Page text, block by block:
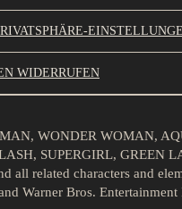
WIDERRUFEN
WONDER WOMAN,
SUPERGIRL, GREEN
all related characters and
Warner Bros. Entertainment